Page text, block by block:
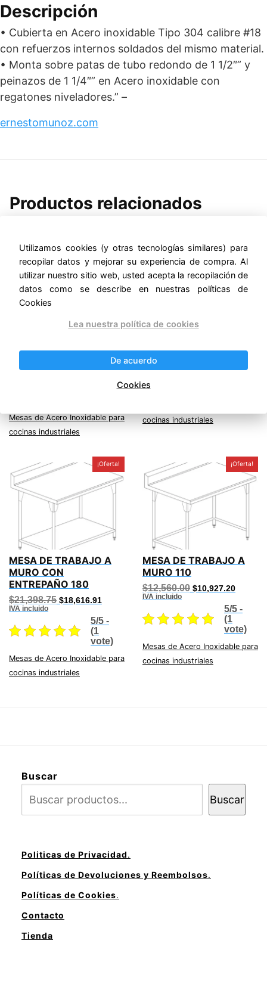
Descripción
• Cubierta en Acero inoxidable Tipo 304 calibre #18
con refuerzos internos soldados del mismo material.
• Monta sobre patas de tubo redondo de 1 1/2″” y
peinazos de 1 1/4″” en Acero inoxidable con
regatones niveladores.” –
ernestomunoz.com
Productos relacionados
MESA DE TRABAJO A
Current
price
$22,277.44.
IVA incluido
Mesas de Acero Inoxidable para
cocinas industriales
MESA DE TRABAJO A
MURO 230
$22,280.00.
price
IVA incluido
5/5 -
cocinas industriales
¡Oferta!
MESA DE TRABAJO A
MURO CON
ENTREPAÑO 180
$21,398.75 Original
price
$21,398.75.
$18,616.91
price
is:
$18,616.91.
IVA incluido
5/5 -
(1
vote)
Mesas de Acero Inoxidable para
cocinas industriales
¡Oferta!
MESA DE TRABAJO A
MURO 110
$12,560.00 Original
price
$12,560.00.
$10,927.20Current
price
is:
IVA incluido
5/5 -
(1
vote)
Mesas de Acero Inoxidable para
cocinas industriales
Buscar
Buscar
Politicas de Privacidad.
Políticas de Devoluciones y Reembolsos.
Políticas de Cookies.
Contacto
Tienda
Utilizamos cookies (y otras tecnologías similares) para
recopilar datos y mejorar su experiencia de compra. Al
utilizar nuestro sitio web, usted acepta la recopilación de
datos como se describe en nuestras políticas de
Cookies
Lea nuestra política de cookies
De acuerdo
Cookies